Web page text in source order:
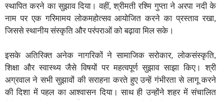
स्थापित करने का सुझाव दिया। वहीं, श्रीमती रश्मि गुप्ता ने अरपा नदी के
नाम पर एक गरिमामय लोकमहोत्सव आयोजित करने का प्रस्ताव रखा,
जिससे स्थानीय संस्कृति और परंपराओं को बढ़ावा मिल सके।
इसके अतिरिक्त अनेक नागरिकों ने सामाजिक सरोकार, लोकसंस्कृति,
शिक्षा और स्वास्थ्य जैसे विषयों पर महत्वपूर्ण सुझाव साझा किए। श्री
अग्रवाल ने सभी सुझावों की सराहना करते हुए उन्हें गंभीरता से लागू करने
की दिशा में पहल का आश्वासन दिया। साथ ही उन्होंने शहर में संचालित